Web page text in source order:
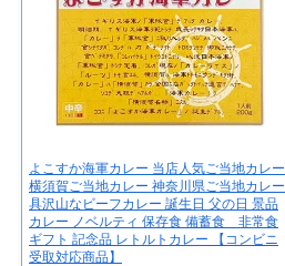
よこすか海軍カレー 当店人気ご当地カレー
横須賀ご当地カレー 神奈川県ご当地カレー
具沢山なビーフカレー 誕生日 父の日 景品
カレー ノベルティ 保存食 備蓄食 非常食
ギフト 記念品 レトルトカレー 【コンビニ
受取対応商品】